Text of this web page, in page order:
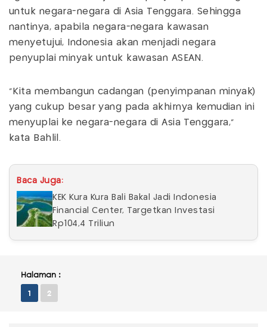
untuk negara-negara di Asia Tenggara. Sehingga
nantinya, apabila negara-negara kawasan
menyetujui, Indonesia akan menjadi negara
penyuplai minyak untuk kawasan ASEAN.
"Kita membangun cadangan (penyimpanan minyak)
yang cukup besar yang pada akhirnya kemudian ini
menyuplai ke negara-negara di Asia Tenggara,"
kata Bahlil.
Baca Juga:
KEK Kura Kura Bali Bakal Jadi Indonesia
Financial Center, Targetkan Investasi
Rp104,4 Triliun
Halaman :
1 2